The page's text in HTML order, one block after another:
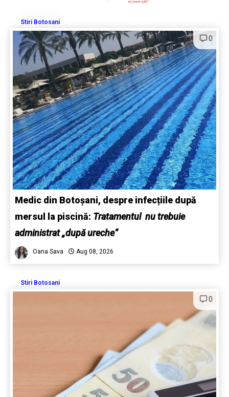
Stiri Botosani
0
Medic din Botoșani, despre infecțiile după
mersul la piscină: Tratamentul nu trebuie
administrat „după ureche”
Oana Sava Aug 08, 2026
Stiri Botosani
0